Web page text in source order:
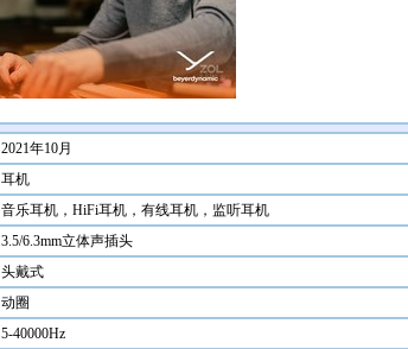
2021年10月
耳机
音乐耳机，HiFi耳机，有线耳机，监听耳机
3.5/6.3mm立体声插头
头戴式
动圈
5-40000Hz